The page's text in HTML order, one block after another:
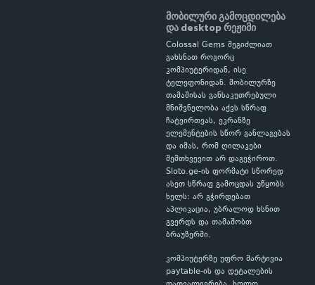
მობილური გამოცდილება
და desktop რეჟიმი
Colossal Gems შეგიძლიათ
გახსნათ როგორც
კომპიუტერიდან, ისე
ტელეფონიდან. მობილურზე
თამაშისას განსაკუთრებული
მნიშვნელობა აქვს სწრაფ
ჩატვირთვას, ეკრანზე
ელემენტების სწორ განლაგებას
და იმას, რომ ღილაკები
შემთხვევით არ დაგეჭიროთ.
Sloto.ge-ის ფორმატი სწორედ
ასეთ სწრაფ გამოცდას უწყობს
ხელს: არ გჭირდებათ
აპლიკაცია, უბრალოდ ხსნით
გვერდს და თამაშობთ
ბრაუზერში.
კომპიუტერზე უფრო მარტივია
paytable-ის და დეტალების